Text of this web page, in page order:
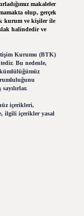
makaleler
olup, gerçek
kurum ve kişiler ile
halindedir ve
Kurumu (BTK)
Bu nedenle,
içerikleri,
ilgili içerikler yasal